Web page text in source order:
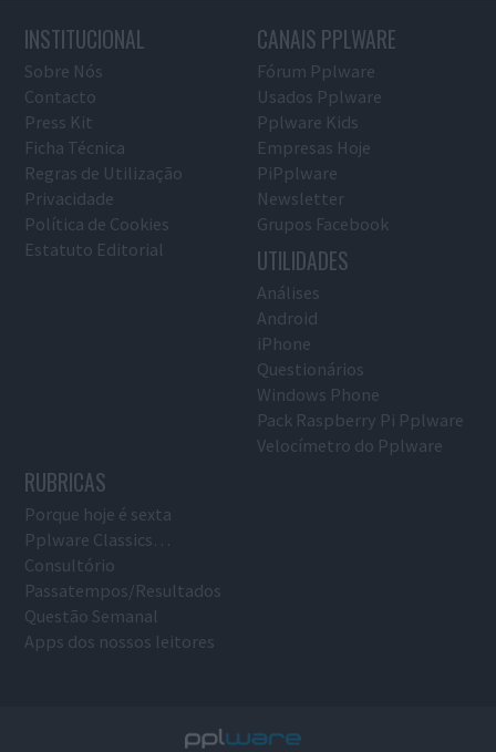
INSTITUCIONAL
Sobre Nós
Contacto
Press Kit
Ficha Técnica
Regras de Utilização
Privacidade
Política de Cookies
Estatuto Editorial
CANAIS PPLWARE
Fórum Pplware
Usados Pplware
Pplware Kids
Empresas Hoje
PiPplware
Newsletter
Grupos Facebook
UTILIDADES
Análises
Android
iPhone
Questionários
Windows Phone
Pack Raspberry Pi Pplware
Velocímetro do Pplware
RUBRICAS
Porque hoje é sexta
Pplware Classics…
Consultório
Passatempos/Resultados
Questão Semanal
Apps dos nossos leitores